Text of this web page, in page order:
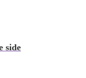
side